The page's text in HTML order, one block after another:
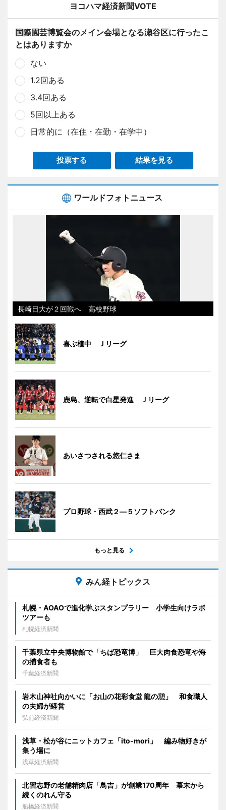
ヨコハマ経済新聞VOTE
国際園芸博覧会のメイン会場となる瀬谷区に行ったこ
とはありますか
ない
1.2回ある
3.4回ある
5回以上ある
日常的に（在住・在勤・在学中）
投票する 結果を見る
ワールドフォトニュース
長崎日大が２回戦へ 高校野球
喜ぶ植中 Ｊリーグ
鹿島、逆転で白星発進 Ｊリーグ
あいさつされる悠仁さま
プロ野球・西武２―５ソフトバンク
もっと見る
みん経トピックス
札幌・AOAOで進化学ぶスタンプラリー 小学生向けラボ
ツアーも
札幌経済新聞
千葉県立中央博物館で「ちば恐竜博」 巨大肉食恐竜や海
の捕食者も
千葉経済新聞
岩木山神社向かいに「お山の花彩食堂 龍の憩」 和食職人
の夫婦が経営
弘前経済新聞
浅草・松が谷にニットカフェ「ito-mori」 編み物好きが
集う場に
浅草経済新聞
北習志野の老舗精肉店「鳥吉」が創業170周年 幕末から
続くのれん守る
船橋経済新聞